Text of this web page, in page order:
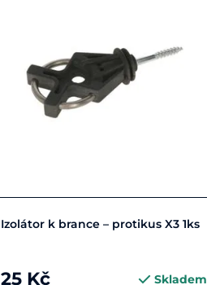
Do košíku
Izolátor k brance – protikus X3 1ks
25 Kč Skladem